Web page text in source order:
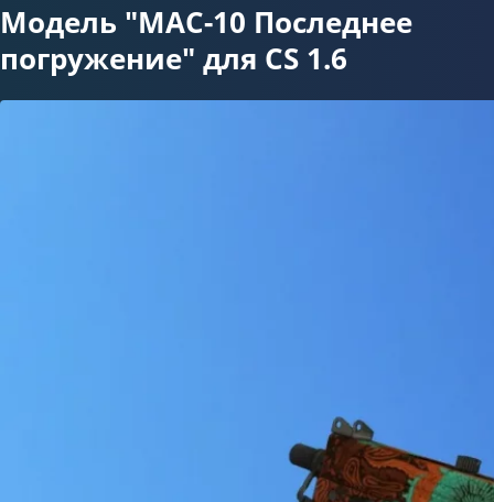
Модель "MAC-10 Последнее
погружение" для CS 1.6